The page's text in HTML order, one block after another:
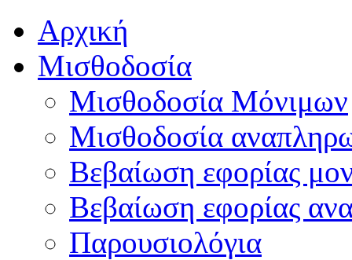
Αρχική
Μισθοδοσία
Μισθοδοσία Μόνιμων
Μισθοδοσία
Βεβαίωση εφορίας
Βεβαίωση εφορίας
Παρουσιολόγια